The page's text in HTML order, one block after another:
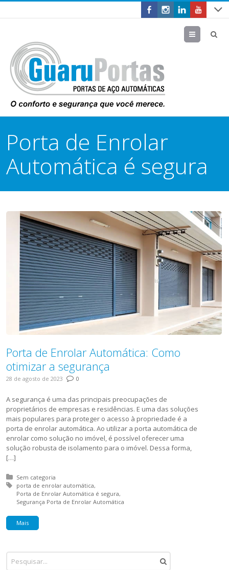
Menu
Porta de Enrolar
Automática é segura
Porta de Enrolar Automática: Como
otimizar a segurança
28 de agosto de 2023 0
A segurança é uma das principais preocupações de
proprietários de empresas e residências. E uma das soluções
mais populares para proteger o acesso à propriedade é a
porta de enrolar automática. Ao utilizar a porta automática de
enrolar como solução no imóvel, é possível oferecer uma
solução robusta de isolamento para o imóvel. Dessa forma,
[…]
Posted in:
Sem categoria
Tagged with:
porta de enrolar automática
Porta de Enrolar Automática é segura
Segurança Porta de Enrolar Automática
Mais